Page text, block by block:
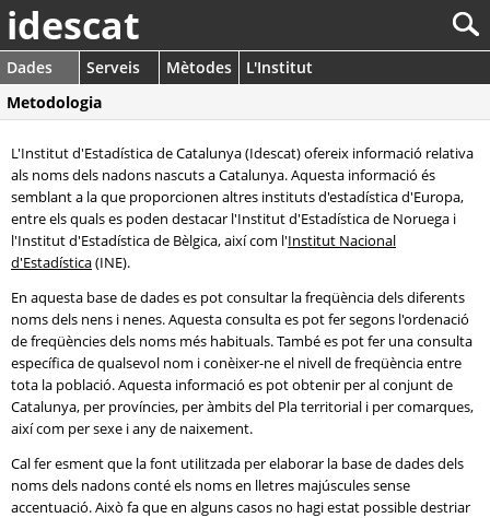
idescat
Dades Serveis Mètodes
L'Institut
Metodologia
L'Institut d'Estadística de Catalunya (Idescat) ofereix informació relativa
als noms dels nadons nascuts a Catalunya. Aquesta informació és
semblant a la que proporcionen altres instituts d'estadística d'Europa,
entre els quals es poden destacar l'Institut d'Estadística de Noruega i
l'Institut d'Estadística de Bèlgica, així com l'Institut Nacional
d'Estadística(INE).
En aquesta base de dades es pot consultar la freqüència dels diferents
noms dels nens i nenes. Aquesta consulta es pot fer segons l'ordenació
de freqüències dels noms més habituals. També es pot fer una consulta
específica de qualsevol nom i conèixer-ne el nivell de freqüència entre
tota la població. Aquesta informació es pot obtenir per al conjunt de
Catalunya, per províncies, per àmbits del Pla territorial i per comarques,
així com per sexe i any de naixement.
Cal fer esment que la font utilitzada per elaborar la base de dades dels
noms dels nadons conté els noms en lletres majúscules sense
accentuació. Això fa que en alguns casos no hagi estat possible destriar